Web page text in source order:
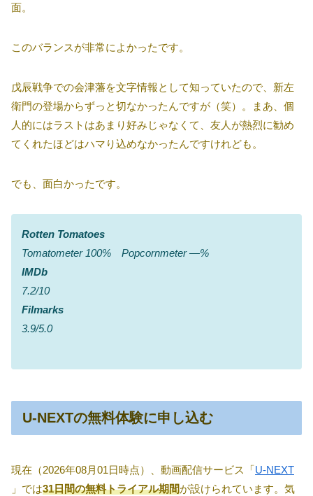
面。
このバランスが非常によかったです。
戊辰戦争での会津藩を文字情報として知っていたので、新左
衛門の登場からずっと切なかったんですが（笑）。まあ、個
人的にはラストはあまり好みじゃなくて、友人が熱烈に勧め
てくれたほどはハマり込めなかったんですけれども。
でも、面白かったです。
Rotten Tomatoes
Tomatometer 100% Popcornmeter ―%
IMDb
7.2/10
Filmarks
3.9/5.0
U-NEXTの無料体験に申し込む
現在（2026年08月01日時点）、動画配信サービス「U-NEXT
」では31日間の無料トライアル期間が設けられています。気